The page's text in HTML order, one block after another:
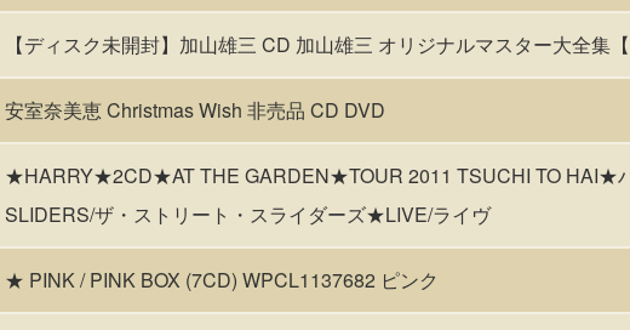
【ディスク未開封】加山雄三 CD 加山雄三 オリジナルマスター大全集【
安室奈美恵 Christmas Wish 非売品 CD DVD
★HARRY★2CD★AT THE GARDEN★TOUR 2011 TSUCHI TO HAI★
SLIDERS/ザ・ストリート・スライダーズ★LIVE/ライヴ
★ PINK / PINK BOX (7CD) WPCL1137682 ピンク